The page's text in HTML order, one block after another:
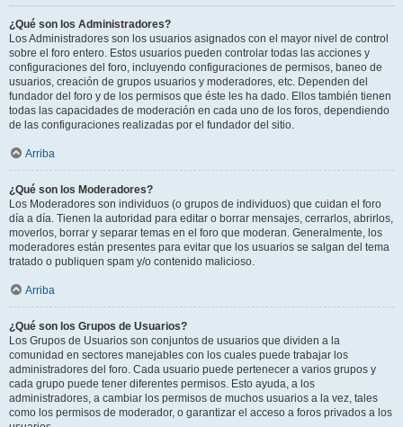
¿Qué son los Administradores?
Los Administradores son los usuarios asignados con el mayor nivel de control
sobre el foro entero. Estos usuarios pueden controlar todas las acciones y
configuraciones del foro, incluyendo configuraciones de permisos, baneo de
usuarios, creación de grupos usuarios y moderadores, etc. Dependen del
fundador del foro y de los permisos que éste les ha dado. Ellos también tienen
todas las capacidades de moderación en cada uno de los foros, dependiendo
de las configuraciones realizadas por el fundador del sitio.
Arriba
¿Qué son los Moderadores?
Los Moderadores son individuos (o grupos de individuos) que cuidan el foro
día a día. Tienen la autoridad para editar o borrar mensajes, cerrarlos, abrirlos,
moverlos, borrar y separar temas en el foro que moderan. Generalmente, los
moderadores están presentes para evitar que los usuarios se salgan del tema
tratado o publiquen spam y/o contenido malicioso.
Arriba
¿Qué son los Grupos de Usuarios?
Los Grupos de Usuarios son conjuntos de usuarios que dividen a la
comunidad en sectores manejables con los cuales puede trabajar los
administradores del foro. Cada usuario puede pertenecer a varios grupos y
cada grupo puede tener diferentes permisos. Esto ayuda, a los
administradores, a cambiar los permisos de muchos usuarios a la vez, tales
como los permisos de moderador, o garantizar el acceso a foros privados a los